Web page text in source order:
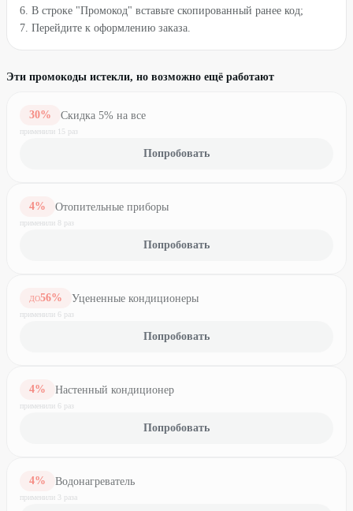
6. В строке "Промокод" вставьте скопированный ранее код;
7. Перейдите к оформлению заказа.
Эти промокоды истекли, но возможно ещё работают
30% Скидка 5% на все
применили 15 раз
Попробовать
4% Отопительные приборы
применили 8 раз
Попробовать
ДО56% Уцененные кондиционеры
применили 6 раз
Попробовать
4% Настенный кондиционер
применили 6 раз
Попробовать
4% Водонагреватель
применили 3 раз а